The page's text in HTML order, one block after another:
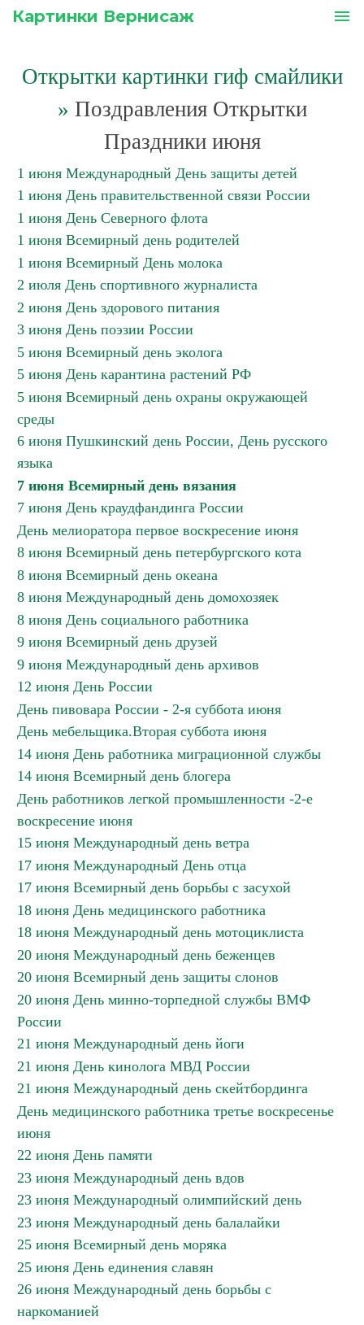
Картинки Вернисаж menu
Открытки картинки гиф смайлики
» Поздравления Открытки
Праздники июня
1 июня Международный День защиты детей
1 июня День правительственной связи России
1 июня День Северного флота
1 июня Всемирный день родителей
1 июня Всемирный День молока
2 июля День спортивного журналиста
2 июня День здорового питания
3 июня День поэзии России
5 июня Всемирный день эколога
5 июня День карантина растений РФ
5 июня Всемирный день охраны окружающей
среды
6 июня Пушкинский день России, День русского
языка
7 июня Всемирный день вязания
7 июня День краудфандинга России
День мелиоратора первое воскресение июня
8 июня Всемирный день петербургского кота
8 июня Всемирный день океана
8 июня Международный день домохозяек
8 июня День социального работника
9 июня Всемирный день друзей
9 июня Международный день архивов
12 июня День России
День пивовара России - 2-я суббота июня
День мебельщика.Вторая суббота июня
14 июня День работника миграционной службы
14 июня Всемирный день блогера
День работников легкой промышленности -2-е
воскресение июня
15 июня Международный день ветра
17 июня Международный День отца
17 июня Всемирный день борьбы с засухой
18 июня День медицинского работника
18 июня Международный день мотоциклиста
20 июня Международный день беженцев
20 июня Всемирный день защиты слонов
20 июня День минно-торпедной службы ВМФ
России
21 июня Международный день йоги
21 июня День кинолога МВД России
21 июня Международный день скейтбординга
День медицинского работника третье воскресенье
июня
22 июня День памяти
23 июня Международный день вдов
23 июня Международный олимпийский день
23 июня Международный день балалайки
25 июня Всемирный день моряка
25 июня День единения славян
26 июня Международный день борьбы с
наркоманией